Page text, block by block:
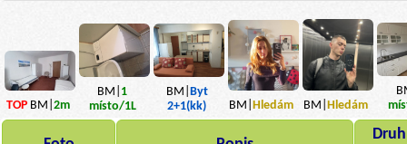
TOPBM| 2m
BM| 1
místo/1L
BM|
Byt
2+1(kk)
BM| Hledám BM| Hledám